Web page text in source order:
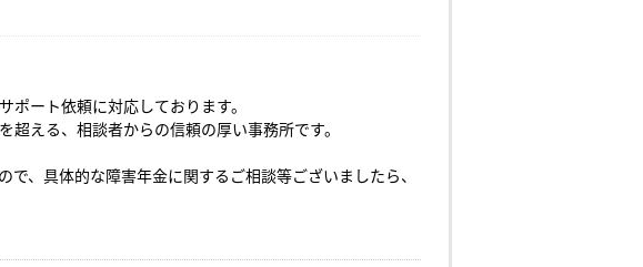
ート依頼に対応しております。
える、相談者からの信頼の厚い事務所です。
、具体的な障害年金に関するご相談等ございましたら、